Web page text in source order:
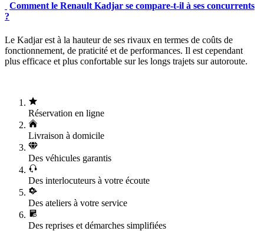
Comment le Renault Kadjar se compare-t-il à ses concurrents
?
Le Kadjar est à la hauteur de ses rivaux en termes de coûts de
fonctionnement, de praticité et de performances. Il est cependant
plus efficace et plus confortable sur les longs trajets sur autoroute.
Réservation en ligne
Livraison à domicile
Des véhicules garantis
Des interlocuteurs à votre écoute
Des ateliers à votre service
Des reprises et démarches simplifiées